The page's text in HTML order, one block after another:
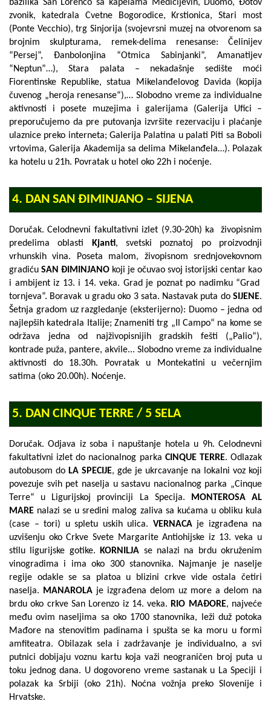
bazilika San Lorenco sa kapelama Medičijevih, Duomo, Đotov
zvonik, katedrala Cvetne Bogorodice, Krstionica, Stari most
(Ponte Vecchio), trg Sinjorija (svojevrsni muzej na otvorenom sa
brojnim skulpturama, remek-delima renesanse: Čelinijev
“Persej”, Đanbolonjina “Otmica Sabinjanki”, Amanatijev
“Neptun”…),Stara palata – nekadašnje sedište moći
Fiorentinske Republike,statua Mikelanđelovog Davida (kopija
čuvenog „heroja renesanse“),… Slobodno vreme za individualne
aktivnosti i posete muzejima i galerijama (Galerija Ufici –
preporučujemo da pre putovanja izvršite rezervaciju i plaćanje
ulaznice preko interneta; Galerija Palatina u palati Piti sa Boboli
vrtovima,Galerija Akademija sa delima Mikelanđela…). Polazak
ka hotelu u 21h. Povratak u hotel oko 22h i noćenje.
4. DAN SAN ĐIMINJANO – SIJENA
Doručak. Celodnevni fakultativni izlet (9.30-20h) ka živopisnim
predelima oblasti
Kjanti, svetski poznatoj po proizvodnji
vrhunskih vina. Poseta malom, živopisnom srednjovekovnom
gradiću SAN ĐIMINJANO koji je očuvao svoj istorijski centar kao
i ambijent iz 13. i 14. veka. Grad je poznat po nadimku “Grad
tornjeva”. Boravak u gradu oko 3 sata. Nastavak puta do SIJENE.
Šetnja gradom uz razgledanje (eksterijerno): Duomo– jedna od
najlepših katedrala Italije; Znameniti trg „Il Campo“ na kome se
održava jedna od najživopisnijih gradskih fešti („Palio“),
kontrade puža, pantere, akvile... Slobodno vreme za individualne
aktivnosti do 18.30h. Povratak u Montekatini u večernjim
satima (oko 20.00h). Noćenje.
5. DAN CINQUE TERRE / 5 SELA
Doručak. Odjava iz soba i napuštanje hotela u 9h. Celodnevni
fakultativni izlet do nacionalnog parka CINQUE TERRE. Odlazak
autobusom do LA SPECIJE, gde je ukrcavanje na lokalni voz koji
povezuje svih pet naselja u sastavu nacionalnog parka „Cinque
Terre“ u Ligurijskoj provinciji La Specija.
MONTEROSA AL
MARE nalazi se u sredini malog zaliva sa kućama u obliku kula
(case – tori) u spletu uskih ulica. VERNACAje izgrađena na
uzvišenju okoCrkve Svete Margarite Antiohijske iz 13. veka u
stilu ligurijske gotike.
KORNILJA se nalazi na brdu okruženim
vinogradima i ima oko 300 stanovnika. Najmanje je naselje
regije odakle se sa platoa u blizini crkve vide ostala četiri
naselja. MANAROLA je izgrađena delom uz more a delom na
brdu oko crkve San Lorenzo iz 14. veka. RIO MAĐORE, najveće
među ovim naseljima sa oko 1700 stanovnika, leži duž potoka
Mađore na stenovitim padinama i spušta se ka moru u formi
amfiteatra. Obilazak sela i zadržavanje je individualno, a svi
putnici dobijaju voznu kartu koja važi neograničen broj puta u
toku jednog dana. U dogovoreno vreme sastanak u La Speciji i
polazak ka Srbiji (oko 21h). Noćna vožnja preko Slovenije i
Hrvatske.